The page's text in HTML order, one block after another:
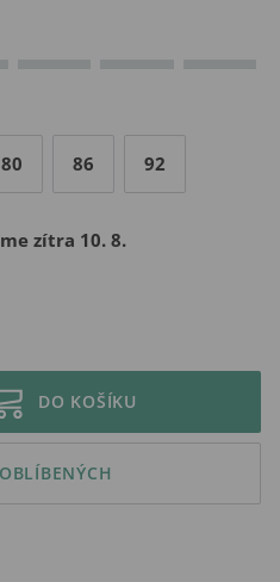
80 86 92
zítra 10. 8.
DO KOŠÍKU